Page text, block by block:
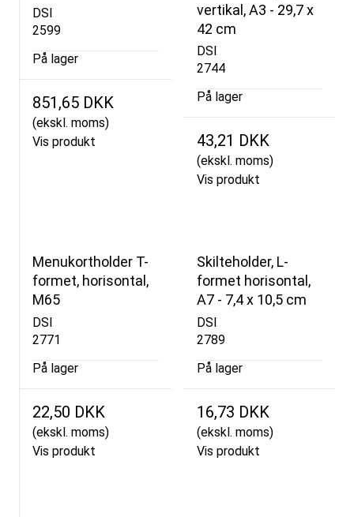
DSI
2599
På lager
851,65 DKK
(ekskl. moms)
Vis produkt
vertikal, A3 - 29,7 x
42 cm
DSI
2744
På lager
43,21 DKK
(ekskl. moms)
Vis produkt
Menukortholder T-
formet, horisontal,
M65
DSI
2771
På lager
22,50 DKK
(ekskl. moms)
Vis produkt
Skilteholder, L-
formet horisontal,
A7 - 7,4 x 10,5 cm
DSI
2789
På lager
16,73 DKK
(ekskl. moms)
Vis produkt